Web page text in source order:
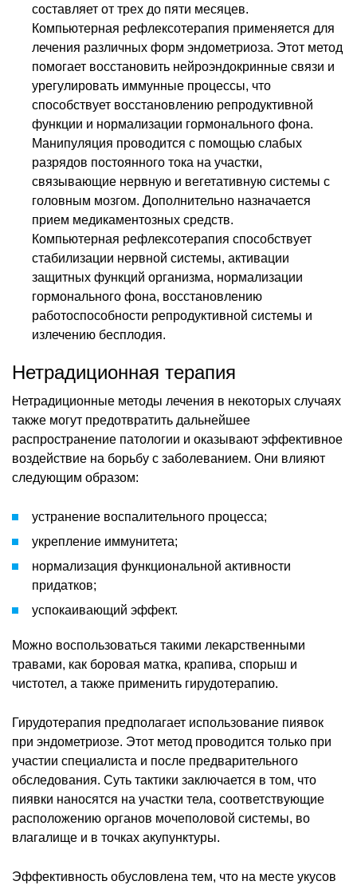
составляет от трех до пяти месяцев.
Компьютерная рефлексотерапия применяется для
лечения различных форм эндометриоза. Этот метод
помогает восстановить нейроэндокринные связи и
урегулировать иммунные процессы, что
способствует восстановлению репродуктивной
функции и нормализации гормонального фона.
Манипуляция проводится с помощью слабых
разрядов постоянного тока на участки,
связывающие нервную и вегетативную системы с
головным мозгом. Дополнительно назначается
прием медикаментозных средств.
Компьютерная рефлексотерапия способствует
стабилизации нервной системы, активации
защитных функций организма, нормализации
гормонального фона, восстановлению
работоспособности репродуктивной системы и
излечению бесплодия.
Нетрадиционная терапия
Нетрадиционные методы лечения в некоторых случаях
также могут предотвратить дальнейшее
распространение патологии и оказывают эффективное
воздействие на борьбу с заболеванием. Они влияют
следующим образом:
устранение воспалительного процесса;
укрепление иммунитета;
нормализация функциональной активности
придатков;
успокаивающий эффект.
Можно воспользоваться такими лекарственными
травами, как боровая матка, крапива, спорыш и
чистотел, а также применить гирудотерапию.
Гирудотерапия предполагает использование пиявок
при эндометриозе. Этот метод проводится только при
участии специалиста и после предварительного
обследования. Суть тактики заключается в том, что
пиявки наносятся на участки тела, соответствующие
расположению органов мочеполовой системы, во
влагалище и в точках акупунктуры.
Эффективность обусловлена тем, что на месте укусов